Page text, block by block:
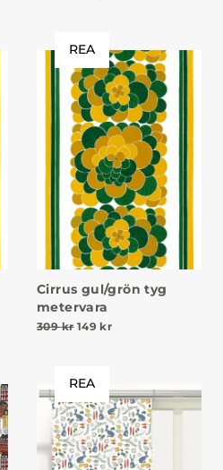
var: 309 kr.
priset är: 149 kr.
REA
Cirrus gul/grön tyg
metervara
309kr Det ursprungliga priset
149 krDet nuvarande
REA